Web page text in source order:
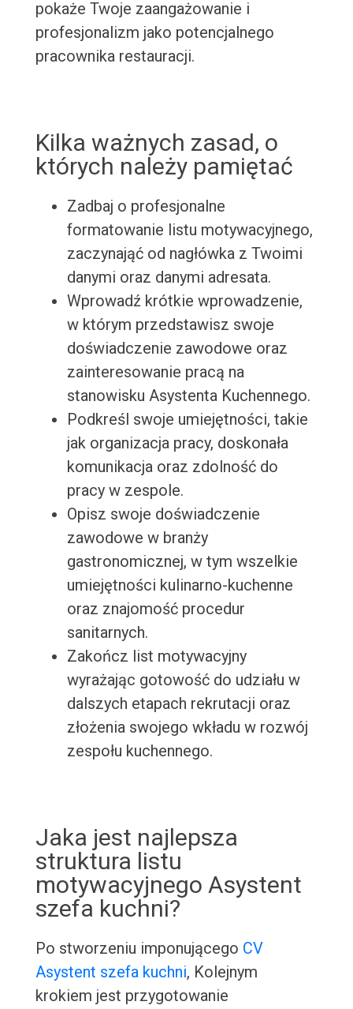
pokaże Twoje zaangażowanie i
profesjonalizm jako potencjalnego
pracownika restauracji.
Kilka ważnych zasad, o
których należy pamiętać
Zadbaj o profesjonalne
formatowanie listu motywacyjnego,
zaczynająć od nagłówka z Twoimi
danymi oraz danymi adresata.
Wprowadź krótkie wprowadzenie,
w którym przedstawisz swoje
doświadczenie zawodowe oraz
zainteresowanie pracą na
stanowisku Asystenta Kuchennego.
Podkreśl swoje umiejętności, takie
jak organizacja pracy, doskonała
komunikacja oraz zdolność do
pracy w zespole.
Opisz swoje doświadczenie
zawodowe w branży
gastronomicznej, w tym wszelkie
umiejętności kulinarno-kuchenne
oraz znajomość procedur
sanitarnych.
Zakończ list motywacyjny
wyrażając gotowość do udziału w
dalszych etapach rekrutacji oraz
złożenia swojego wkładu w rozwój
zespołu kuchennego.
Jaka jest najlepsza
struktura listu
motywacyjnego Asystent
szefa kuchni?
Po stworzeniu imponującego CV
Asystent szefa kuchni, Kolejnym
krokiem jest przygotowanie